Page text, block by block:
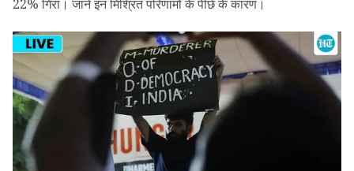
22% गिरा। जानें इन मिश्रित परिणामों के पीछे के कारण।